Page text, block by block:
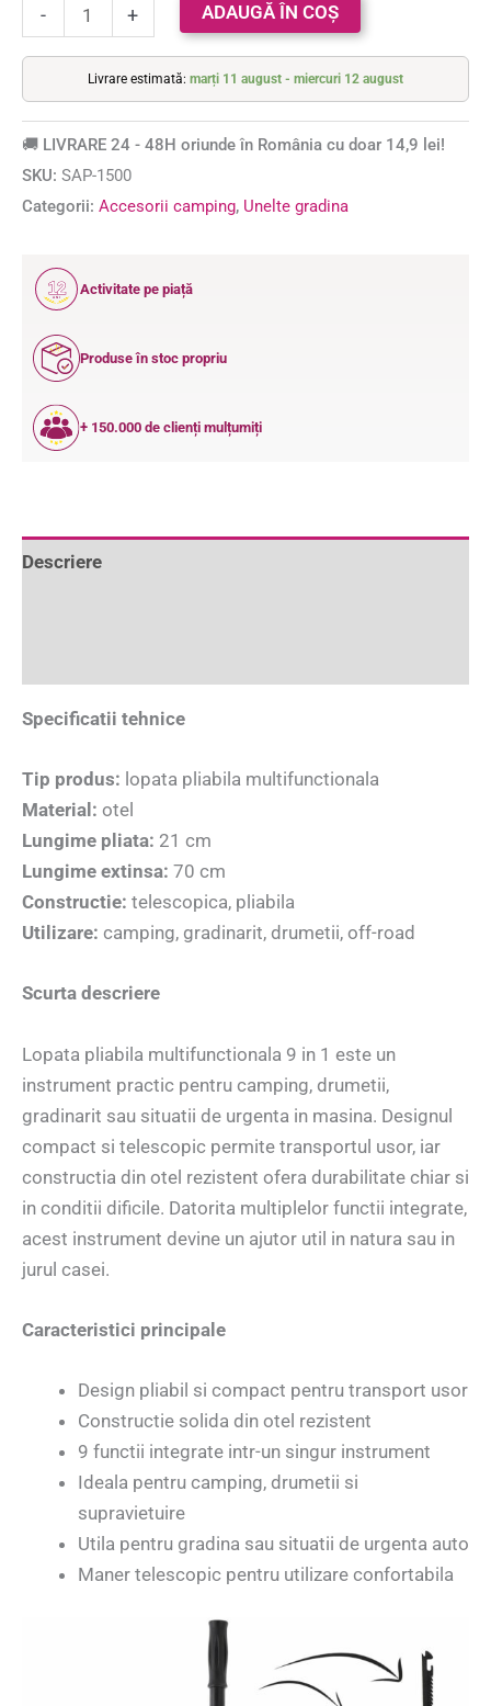
- + ADAUGĂ ÎN COȘ
Livrare estimată: marți 11 august - miercuri 12 august
🚚 LIVRARE 24 - 48H oriunde în România cu doar 14,9 lei!
SKU: SAP-1500
Categorii: Accesorii camping, Unelte gradina
12
ANI
Activitate pe piață
Produse în stoc propriu
+ 150.000 de clienți mulțumiți
Descriere
Specificatii tehnice
Tip produs: lopata pliabila multifunctionala
Material: otel
Lungime pliata: 21 cm
Lungime extinsa: 70 cm
Constructie: telescopica, pliabila
Utilizare: camping, gradinarit, drumetii, off-road
Scurta descriere
Lopata pliabila multifunctionala 9 in 1 este un
instrument practic pentru camping, drumetii,
gradinarit sau situatii de urgenta in masina. Designul
compact si telescopic permite transportul usor, iar
constructia din otel rezistent ofera durabilitate chiar si
in conditii dificile. Datorita multiplelor functii integrate,
acest instrument devine un ajutor util in natura sau in
jurul casei.
Caracteristici principale
Design pliabil si compact pentru transport usor
Constructie solida din otel rezistent
9 functii integrate intr-un singur instrument
Ideala pentru camping, drumetii si
supravietuire
Utila pentru gradina sau situatii de urgenta auto
Maner telescopic pentru utilizare confortabila